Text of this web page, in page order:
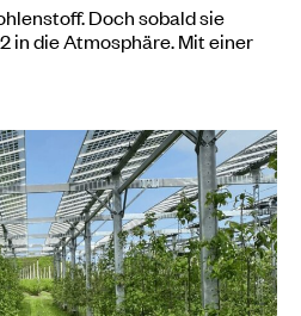
Doch sobald sie
in die Atmosphäre. Mit einer